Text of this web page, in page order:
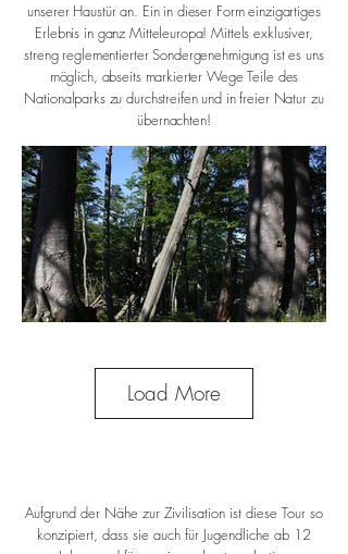
unserer Haustür an. Ein in dieser Form einzigartiges
Erlebnis in ganz Mitteleuropa! Mittels exklusiver,
streng reglementierter Sondergenehmigung ist es uns
möglich, abseits markierter Wege Teile des
Nationalparks zu durchstreifen und in freier Natur zu
übernachten!
Load More
Aufgrund der Nähe zur Zivilisation ist diese Tour so
konzipiert, dass sie auch für Jugendliche ab 12